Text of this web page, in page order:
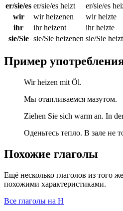
er/sie/es er/sie/es heizt
er/sie/es
wir
wir heizenen
wir heizte
ihr
ihr heizent
ihr heizte
sie/Sie sie/Sie heizenen sie/Sie
Пример
Wir heizen mit Öl.
Мы отапливаемся мазутом.
Ziehen Sie sich warm an. In
Оденьтесь тепло. В зале не
Похожие глаголы
Ещё несколько глаголов из того
похожими характеристиками.
Все глаголы на H